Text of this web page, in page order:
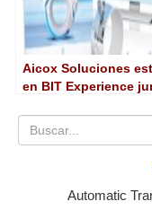
Aicox Soluciones
en BIT Experience
Automatic